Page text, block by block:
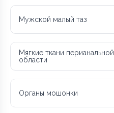
Мужской малый таз
Мягкие ткани перианальной
области
Органы мошонки